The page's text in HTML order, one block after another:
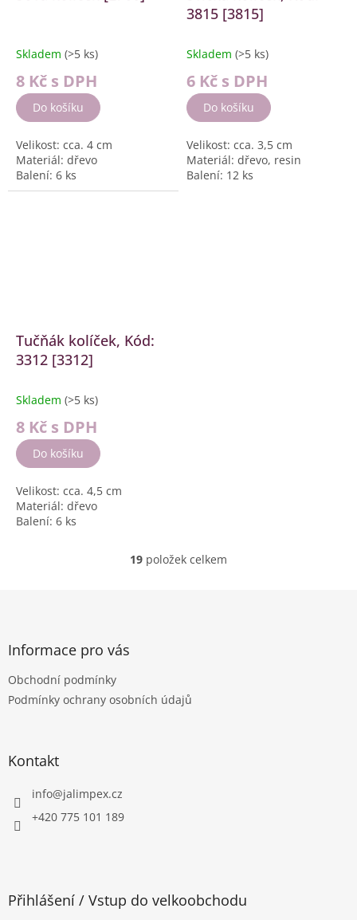
Skladem (>5 ks)
8 Kč s DPH
Do košíku
Velikost: cca. 4 cm
Materiál: dřevo
Balení: 6 ks
3815 [3815]
Skladem (>5 ks)
6 Kč s DPH
Do košíku
Velikost: cca. 3,5 cm
Materiál: dřevo, resin
Balení: 12 ks
Tučňák kolíček, Kód:
3312 [3312]
Skladem (>5 ks)
8 Kč s DPH
Do košíku
Velikost: cca. 4,5 cm
Materiál: dřevo
Balení: 6 ks
O
r
19 položek celkem
Informace pro vás
Obchodní podmínky
Podmínky ochrany osobních údajů
Kontakt
info@jalimpex.cz
+420 775 101 189
Přihlášení / Vstup do velkoobchodu